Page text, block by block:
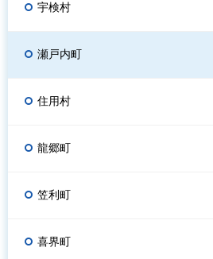
宇検村
瀬戸内町
住用村
龍郷町
笠利町
喜界町